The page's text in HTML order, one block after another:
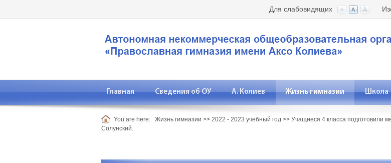
Для слабовидящих
Главная Сведения об ОУ А. Колиев Жизнь гимназии Школа
You are here: Жизнь гимназии >> 2022 - 2023 учебный год >> Учащиеся 4 класса подготовили
Солунский.